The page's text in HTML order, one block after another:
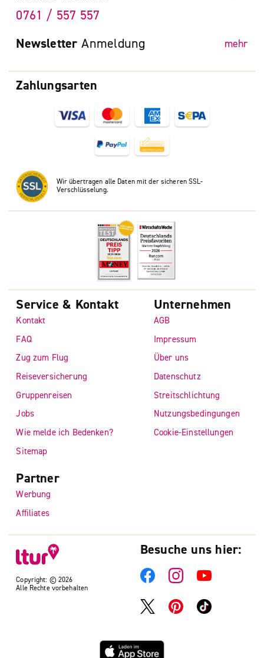
Zahlungsarten
Wir übertragen alle Daten mit der sicheren SSL-
Verschlüsselung.
0761 / 557 557
Newsletter Anmeldung mehr
Copyright: © 2026
Alle Rechte vorbehalten
Service & Kontakt
Kontakt
FAQ
Zug zum Flug
Reiseversicherung
Gruppenreisen
Jobs
Wie melde ich Bedenken?
Sitemap
Unternehmen
AGB
Impressum
Über uns
Datenschutz
Streitschlichtung
Nutzungsbedingungen
Cookie-Einstellungen
Partner
Werbung
Affiliates
Besuche uns hier: